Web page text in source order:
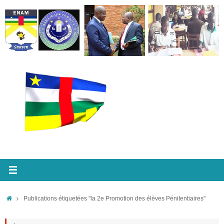
au
contenu
AccueilPublications étiquetées "la 2e Promotion des élèves Pénitentiaires"